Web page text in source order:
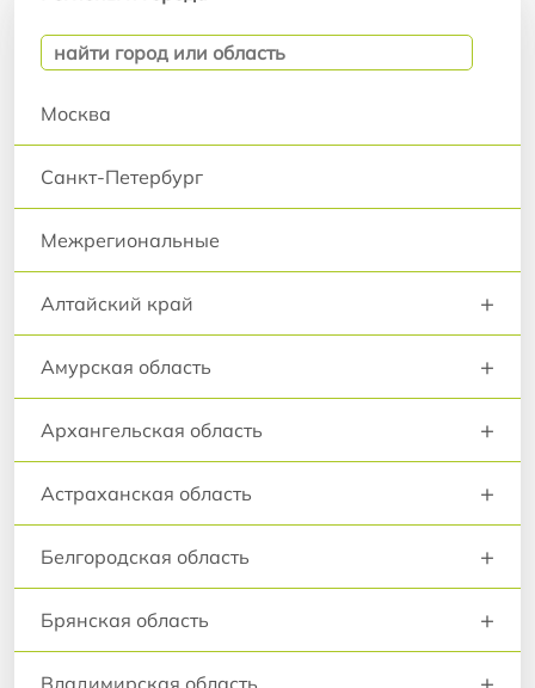
Москва
Санкт-Петербург
Межрегиональные
Алтайский край +
Амурская область +
Архангельская область +
Астраханская область +
Белгородская область +
Брянская область +